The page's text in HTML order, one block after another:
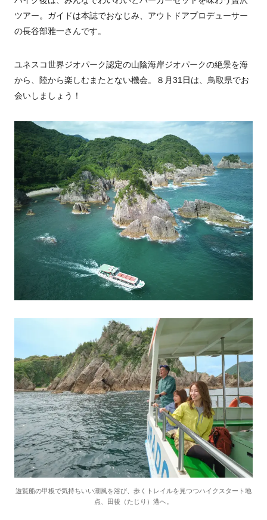
ツアー。ガイドは本誌でおなじみ、アウトドアプロデューサー
の長谷部雅一さんです。
ユネスコ世界ジオパーク認定の山陰海岸ジオパークの絶景を海
から、陸から楽しむまたとない機会。８月31日は、鳥取県でお
会いしましょう！
遊覧船の甲板で気持ちいい潮風を浴び、歩くトレイルを見つつハイクスタート地
点、田後（たじり）港へ。